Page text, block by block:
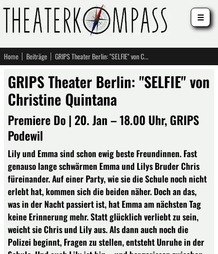
Home Beiträge GRIPS Theater Berlin: "SELFIE" von Christine Quintana
GRIPS Theater Berlin: "SELFIE" von
Christine Quintana
Premiere Do | 20. Jan – 18.00 Uhr, GRIPS
Podewil
Lily und Emma sind schon ewig beste Freundinnen. Fast
genauso lange schwärmen Emma und Lilys Bruder Chris
füreinander. Auf einer Party, wie sie die Schule noch nicht
erlebt hat, kommen sich die beiden näher. Doch an das,
was in der Nacht passiert ist, hat Emma am nächsten Tag
keine Erinnerung mehr. Statt glücklich verliebt zu sein,
weicht sie Chris und Lily aus. Als dann auch noch die
Polizei beginnt, Fragen zu stellen, entsteht Unruhe in der
☰